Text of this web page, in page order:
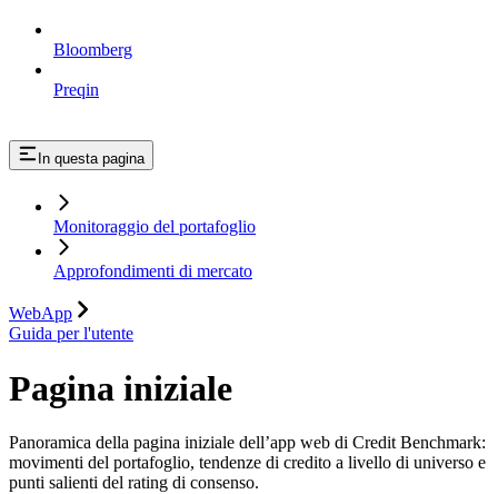
Bloomberg
Preqin
In questa pagina
Monitoraggio del portafoglio
Approfondimenti di mercato
WebApp
Guida per l'utente
Pagina iniziale
Panoramica della pagina iniziale dell’app web di Credit Benchmark:
movimenti del portafoglio, tendenze di credito a livello di universo e
punti salienti del rating di consenso.